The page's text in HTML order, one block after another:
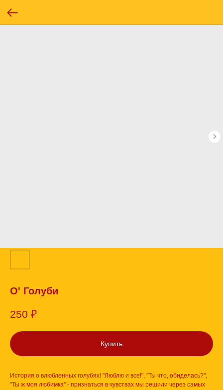
О' Голуби
250 ₽
Купить
История о влюбленных голубях! "Люблю и все!", "Ты что, обиделась?",
"Ты ж моя любимка" - признаться в чувствах мы решили через самых